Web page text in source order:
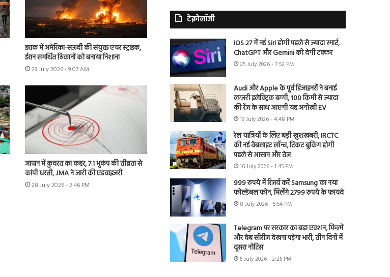
इराक में अमेरिका-सऊदी की संयुक्त एयर स्ट्राइक,
ईरान समर्थित ठिकानों को बनाया निशाना
29 July 2026 - 9:07 AM
जापान में कुदरत का कहर, 7.1 भूकंप की तीव्रता से
कांपी धरती, JMA ने जारी की एडवाइजरी
28 July 2026 - 2:46 PM
टेक्नोलॉजी
iOS 27 में नई Siri होगी पहले से ज्यादा स्मार्ट,
ChatGPT और Gemini को देगी टक्कर
25 July 2026 - 7:52 PM
Audi और Apple के पूर्व डिजाइनरों ने बनाई
लग्जरी इलेक्ट्रिक बग्गी, 100 किमी से ज्यादा
की रेंज के साथ आएगी यह अनोखी EV
19 July 2026 - 4:48 PM
रेल यात्रियों के लिए बड़ी खुशखबरी, IRCTC
की नई वेबसाइट लॉन्च, टिकट बुकिंग होगी
पहले से आसान और तेज
16 July 2026 - 1:45 PM
999 रुपये में रिजर्व करें Samsung का नया
फोल्डेबल फोन, मिलेंगे 2799 रुपये के फायदे
8 July 2026 - 5:54 PM
Telegram पर सरकार का बड़ा एक्शन, फिल्में
और वेब सीरीज देखना पड़ेगा भारी, तीन दिनों में
दूसरा नोटिस
5 July 2026 - 2:25 PM